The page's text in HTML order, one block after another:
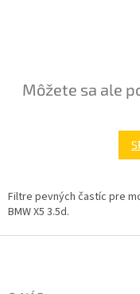
Môžete sa ale
Filtre pevných častíc pre
BMW X5 3.5d.